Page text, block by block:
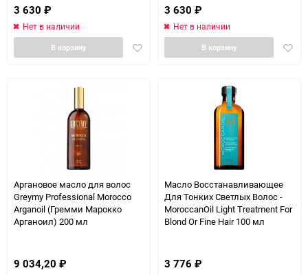
3 630 ₽
Нет в наличии
Добавить
В корзину
3 630 ₽
Нет в наличии
В корзину
Аргановое масло для волос
Greymy Professional Morocco
Arganoil (Гремми Марокко
Арганоил) 200 мл
9 034,20 ₽
Масло Восстанавливающее
Для Тонких Светлых Волос -
MoroccanOil Light Treatment For
Blond Or Fine Hair 100 мл
3 776 ₽